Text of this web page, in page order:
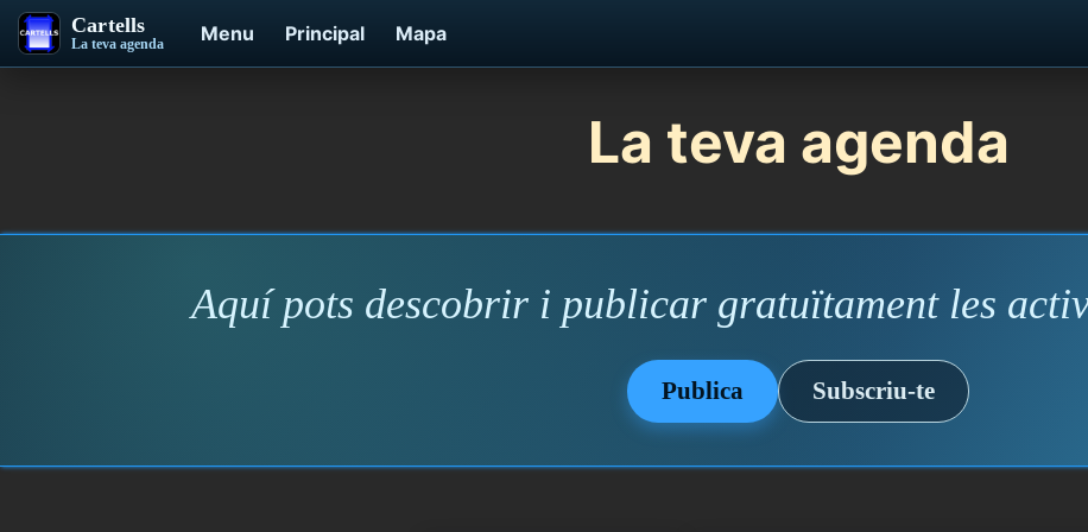
Cartells
La teva agenda Menu Principal Mapa
La teva agenda
Aquí pots descobrir i publicar gratuïtament les
Publica Subscriu-te